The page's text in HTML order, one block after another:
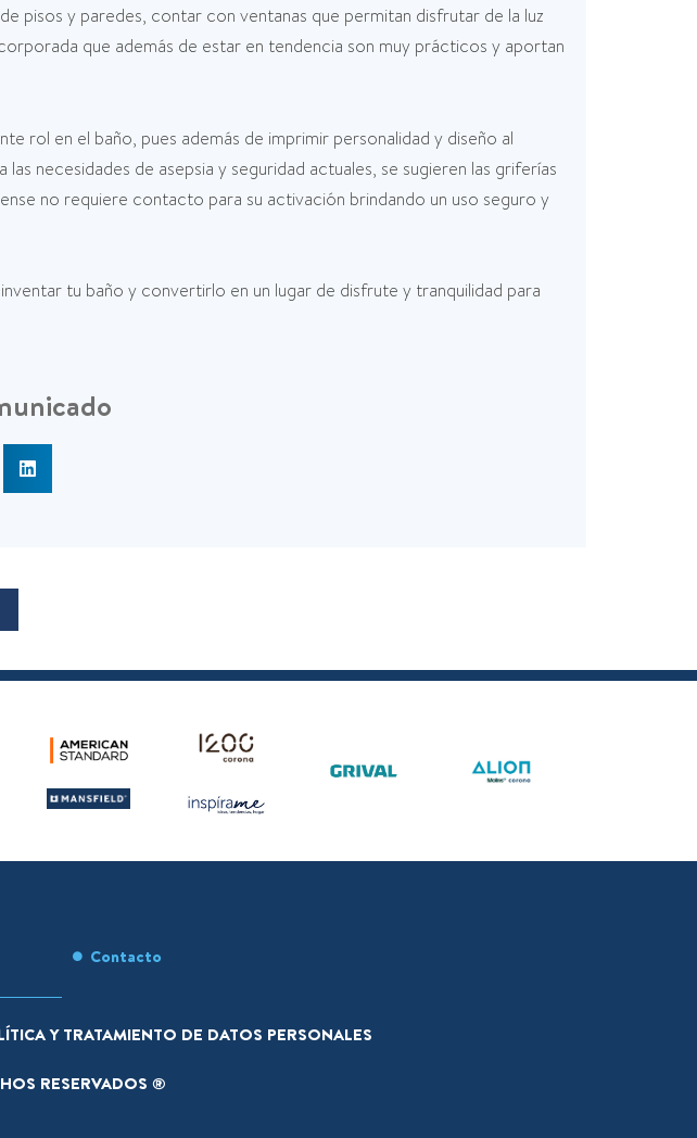
pisos y paredes, contar con ventanas que permitan disfrutar de la luz
que además de estar en tendencia son muy prácticos y aportan
rol en el baño, pues además de imprimir personalidad y diseño al
necesidades de asepsia y seguridad actuales, se sugieren las griferías
no requiere contacto para su activación brindando un uso seguro y
tu baño y convertirlo en un lugar de disfrute y tranquilidad para
Contacto
Y TRATAMIENTO DE DATOS PERSONALES
RESERVADOS ®